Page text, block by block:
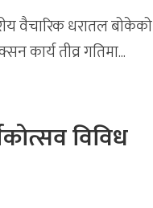
वैचारिक धरातल बोकेको
कार्य तीव्र गतिमा...
विविध